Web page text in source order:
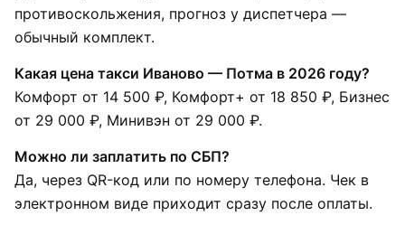
противоскольжения, прогноз у диспетчера —
обычный комплект.
Какая цена такси Иваново — Потма в 2026 году?
Комфорт от 14 500 ₽, Комфорт+ от 18 850 ₽, Бизнес
от 29 000 ₽, Минивэн от 29 000 ₽.
Можно ли заплатить по СБП?
Да, через QR-код или по номеру телефона. Чек в
электронном виде приходит сразу после оплаты.